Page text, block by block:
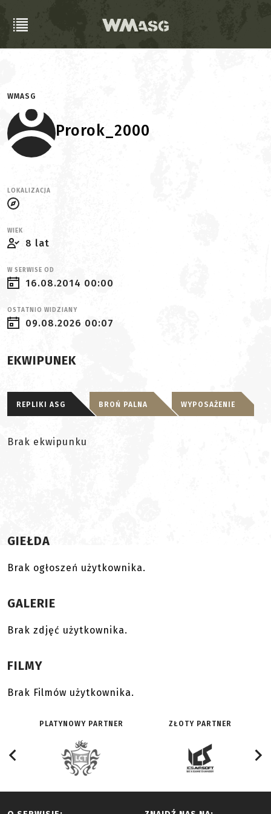
WMASG
Prorok_2000
LOKALIZACJA
WIEK
8 lat
W SERWISE OD
16.08.2014 00:00
OSTATNIO WIDZIANY
09.08.2026 00:07
EKWIPUNEK
REPLIKI ASG BROŃ PALNA WYPOSAŻENIE
Brak ekwipunku
GIEŁDA
Brak ogłoszeń użytkownika.
GALERIE
Brak zdjęć użytkownika.
FILMY
Brak Filmów użytkownika.
PLATYNOWY PARTNER ZŁOTY PARTNER